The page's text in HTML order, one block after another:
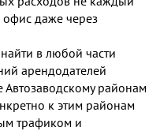
Здание
системой
охранно-
даже через
в любой части
арендодателей
Автозаводскому районам
к этим районам
трафиком и